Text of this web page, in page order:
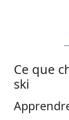
Ce que
ski